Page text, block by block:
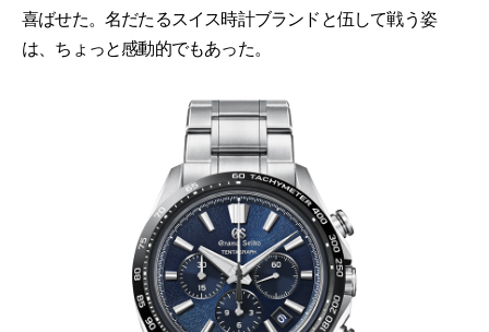
喜ばせた。名だたるスイス時計ブランドと伍して戦う姿
は、ちょっと感動的でもあった。